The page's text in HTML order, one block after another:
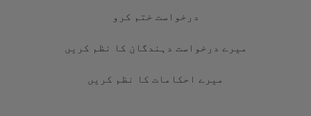
درخواست ختم کرو
میرے درخواست دہندگان کا نظم کریں
میرے احکامات کا نظم کریں